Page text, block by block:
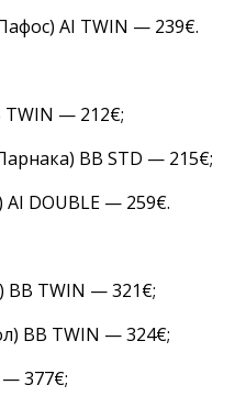
AI TWIN — 239€.
TWIN — 212€;
BB STD — 215€;
DOUBLE — 259€.
BB TWIN — 321€;
BB TWIN — 324€;
— 377€;